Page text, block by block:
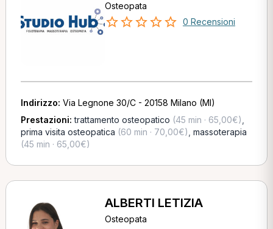
Osteopata
0 Recensioni
Indirizzo: Via Legnone 30/C - 20158 Milano (MI)
Prestazioni:trattamento osteopatico (45 min · 65,00€)
prima visita osteopatica (60 min · 70,00€) massoterapia
(45 min · 65,00€)
ALBERTI LETIZIA
Osteopata